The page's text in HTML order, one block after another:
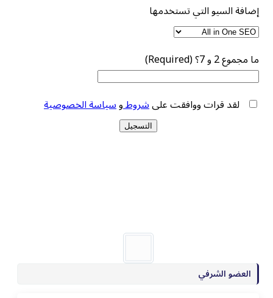
إضافة السيو التي تستخدمها
ما مجموع 2 و 7؟ (Required)
لقد قرات ووافقت علىشروطوسياسة الخصوصية
العضو الشرفي